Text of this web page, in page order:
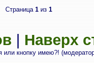
Страница 1 из 1
Наверх
кнопку имею?!